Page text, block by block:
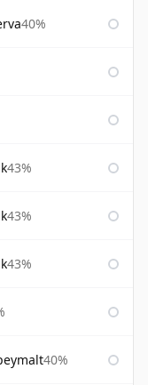
40%
43%
43%
43%
40%